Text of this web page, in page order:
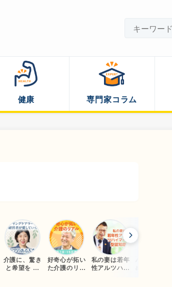
健康 専門家コラム
介護に、驚き
と希望を ―
好奇心が拓い
た介護のリア
私の妻は若年
性アルツハイ